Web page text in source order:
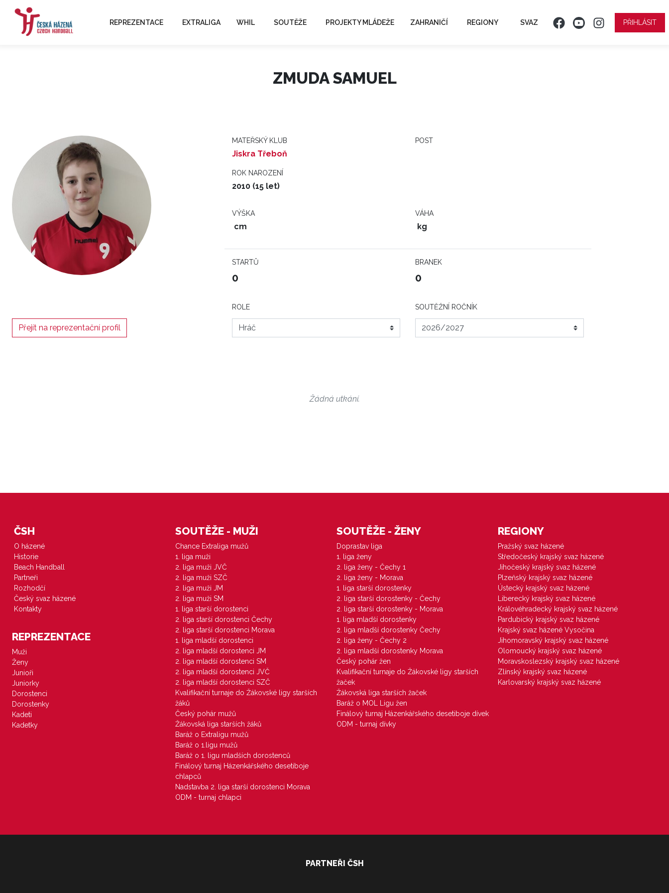
REPREZENTACE EXTRALIGA WHIL SOUTĚŽE PROJEKTY MLÁDEŽE ZAHRANIČÍ REGIONY SVAZ PŘIHLÁSIT
ZMUDA SAMUEL
MATEŘSKÝ KLUB
Jiskra Třeboň
POST
ROK NAROZENÍ
2010 (15 let)
VÝŠKA
cm
VÁHA
kg
STARTŮ
0
BRANEK
0
Přejít na reprezentační profil
ROLE SOUTĚŽNÍ ROČNÍK
Žádná utkání.
ČSH
O házené
Historie
Beach Handball
Partneři
Rozhodčí
Český svaz házené
Kontakty
REPREZENTACE
Muži
Ženy
Junioři
Juniorky
Dorostenci
Dorostenky
Kadeti
Kadetky
SOUTĚŽE - MUŽI
Chance Extraliga mužů
1. liga muži
2. liga muži JVČ
2. liga muži SZČ
2. liga muži JM
2. liga muži SM
1. liga starší dorostenci
2. liga starší dorostenci Čechy
2. liga starší dorostenci Morava
1. liga mladší dorostenci
2. liga mladší dorostenci JM
2. liga mladší dorostenci SM
2. liga mladší dorostenci JVČ
2. liga mladší dorostenci SZČ
Kvalifikační turnaje do Žákovské ligy starších
žáků
Český pohár mužů
Žákovská liga starších žáků
Baráž o Extraligu mužů
Baráž o 1.ligu mužů
Baráž o 1. ligu mladších dorostenců
Finálový turnaj Házenkářského desetiboje
chlapců
Nadstavba 2. liga starší dorostenci Morava
ODM - turnaj chlapci
SOUTĚŽE - ŽENY
Doprastav liga
1. liga ženy
2. liga ženy - Čechy 1
2. liga ženy - Morava
1. liga starší dorostenky
2. liga starší dorostenky - Čechy
2. liga starší dorostenky - Morava
1. liga mladší dorostenky
2. liga mladší dorostenky Čechy
2. liga ženy - Čechy 2
2. liga mladší dorostenky Morava
Český pohár žen
Kvalifikační turnaje do Žákovské ligy starších
žaček
Žákovská liga starších žaček
Baráž o MOL Ligu žen
Finálový turnaj Házenkářského desetiboje dívek
ODM - turnaj dívky
REGIONY
Pražský svaz házené
Středočeský krajský svaz házené
Jihočeský krajský svaz házené
Plzeňský krajský svaz házené
Ústecký krajský svaz házené
Liberecký krajský svaz házené
Královéhradecký krajský svaz házené
Pardubický krajský svaz házené
Krajský svaz házené Vysočina
Jihomoravský krajský svaz házené
Olomoucký krajský svaz házené
Moravskoslezský krajský svaz házené
Zlínský krajský svaz házené
Karlovarský krajský svaz házené
PARTNEŘI ČSH